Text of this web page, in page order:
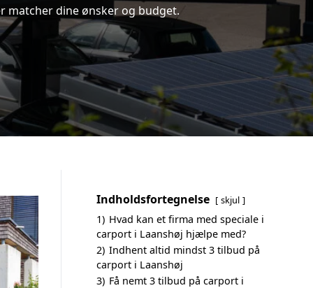
matcher dine ønsker og budget.
Indholdsfortegnelse skjul
1) Hvad kan et firma med speciale i
carport i Laanshøj hjælpe med?
2) Indhent altid mindst 3 tilbud på
carport i Laanshøj
3) Få nemt 3 tilbud på carport i